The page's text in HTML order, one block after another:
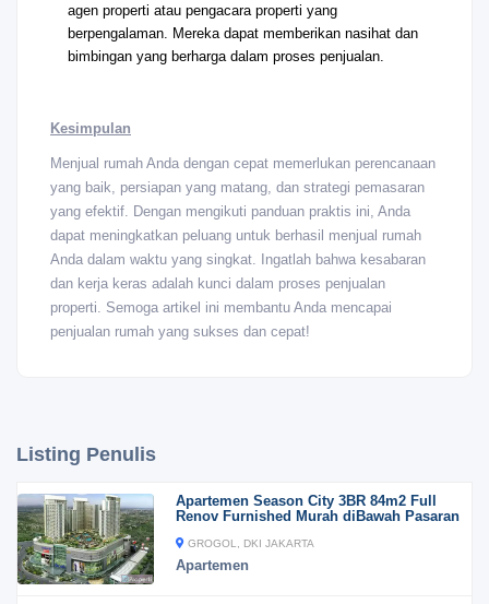
agen properti atau pengacara properti yang
berpengalaman. Mereka dapat memberikan nasihat dan
bimbingan yang berharga dalam proses penjualan.
Kesimpulan
Menjual rumah Anda dengan cepat memerlukan perencanaan
yang baik, persiapan yang matang, dan strategi pemasaran
yang efektif. Dengan mengikuti panduan praktis ini, Anda
dapat meningkatkan peluang untuk berhasil menjual rumah
Anda dalam waktu yang singkat. Ingatlah bahwa kesabaran
dan kerja keras adalah kunci dalam proses penjualan
properti. Semoga artikel ini membantu Anda mencapai
penjualan rumah yang sukses dan cepat!
Listing Penulis
Apartemen Season City 3BR 84m2 Full
Renov Furnished Murah diBawah Pasaran
GROGOL, DKI JAKARTA
Apartemen